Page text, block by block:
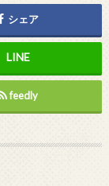
シェア
feedly